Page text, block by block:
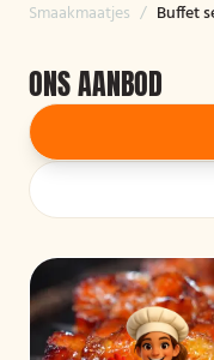
Smaakmaatjes / Buffet
ONS AANBOD